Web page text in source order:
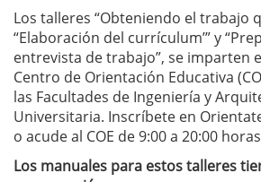
Los talleres “Obteniendo el trabajo
“Elaboración del currículum’” y
entrevista de trabajo”, se imparten
Centro de Orientación Educativa
las Facultades de Ingeniería y
Universitaria. Inscríbete en
o acude al COE de 9:00 a 20:00
Los manuales para estos talleres